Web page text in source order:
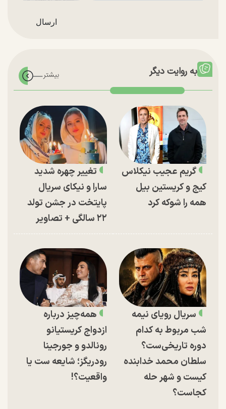
به روایت دیگر
گریم عجیب نیکلاس
کیج و کریستین بیل
همه را شوکه کرد
تغییر چهره شدید
سارا و نیکای سریال
پایتخت در جشن تولد
۲۲ سالگی + تصاویر
سریال رویای نیمه
شب مربوط به کدام
دوره تاریخی‌ست؟
سلطان محمد خدابنده
کیست و شهر حله
کجاست؟
همه‌چیز درباره
ازدواج کریستیانو
رونالدو و جورجینا
رودریگز؛ شایعه ست یا
واقعیت؟!